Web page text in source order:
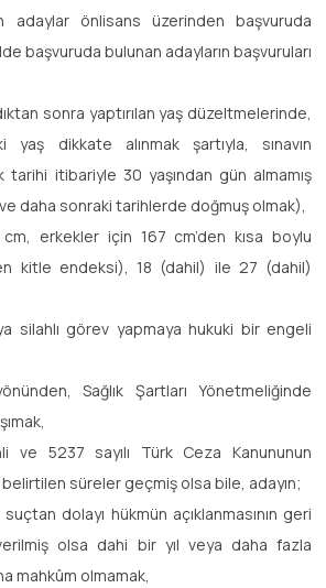
adaylar önlisans üzerinden başvuruda
başvuruda bulunan adayların başvuruları
sonra yaptırılan yaş düzeltmelerinde,
yaş dikkate alınmak şartıyla, sınavın
tarihi itibariyle 30 yaşından gün almamış
daha sonraki tarihlerde doğmuş olmak),
erkekler için 167 cm’den kısa boylu
kitle endeksi), 18 (dahil) ile 27 (dahil)
silahlı görev yapmaya hukuki bir engeli
Sağlık Şartları Yönetmeliğinde
ve 5237 sayılı Türk Ceza Kanununun
süreler geçmiş olsa bile, adayın;
dolayı hükmün açıklanmasının geri
verilmiş olsa dahi bir yıl veya daha fazla
mahkûm olmamak,